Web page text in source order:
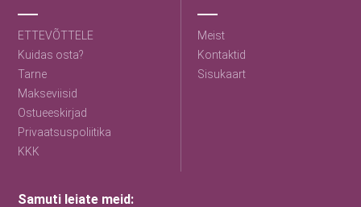
ETTEVÕTTELE
Kuidas osta?
Tarne
Makseviisid
Ostueeskirjad
Privaatsuspoliitika
KKK
Meist
Kontaktid
Sisukaart
Samuti leiate meid: